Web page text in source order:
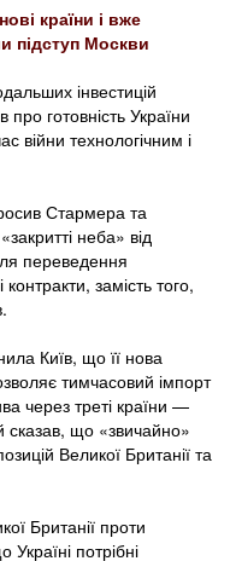
країни і вже
підступ Москви
інвестицій
готовність України
війни технологічним і
Стармера та
неба» від
переведення
замість того,
Київ, що її нова
тимчасовий імпорт
через треті країни —
що «звичайно»
Великої Британії та
Британії проти
Україні потрібні